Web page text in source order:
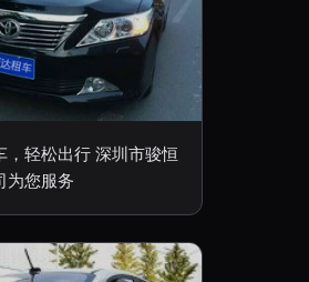
，轻松出行 深圳市骏恒
为您服务